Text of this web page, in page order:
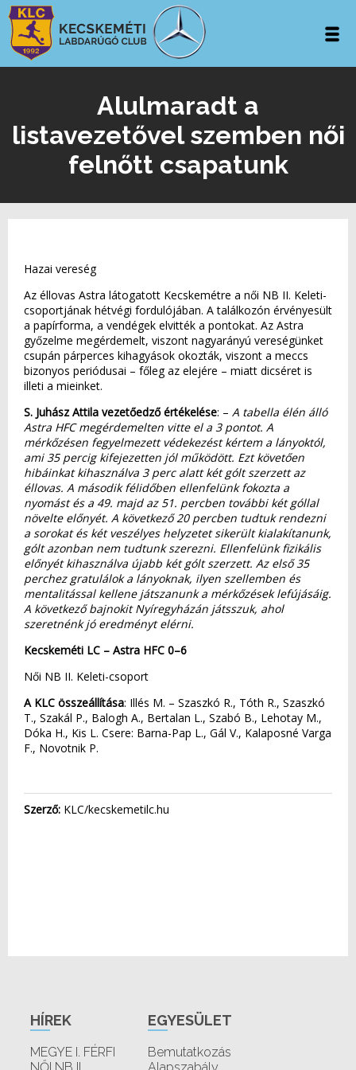
Alulmaradt a
listavezetővel szemben női
felnőtt csapatunk
Hazai vereség
Az éllovas Astra látogatott Kecskemétre a női NB II. Keleti-
csoportjának hétvégi fordulójában. A találkozón érvényesült
a papírforma, a vendégek elvitték a pontokat. Az Astra
győzelme megérdemelt, viszont nagyarányú vereségünket
csupán párperces kihagyások okozták, viszont a meccs
bizonyos periódusai – főleg az elejére – miatt dicséret is
illeti a mieinket.
S. Juhász Attila vezetőedző értékelése: – A tabella élén álló
Astra HFC megérdemelten vitte el a 3 pontot. A
mérkőzésen fegyelmezett védekezést kértem a lányoktól,
ami 35 percig kifejezetten jól működött. Ezt követően
hibáinkat kihasználva 3 perc alatt két gólt szerzett az
éllovas. A második félidőben ellenfelünk fokozta a
nyomást és a 49. majd az 51. percben további két góllal
növelte előnyét. A következő 20 percben tudtuk rendezni
a sorokat és két veszélyes helyzetet sikerült kialakítanunk,
gólt azonban nem tudtunk szerezni. Ellenfelünk fizikális
előnyét kihasználva újabb két gólt szerzett. Az első 35
perchez gratulálok a lányoknak, ilyen szellemben és
mentalitással kellene játszanunk a mérkőzések lefújásáig.
A következő bajnokit Nyíregyházán játsszuk, ahol
szeretnénk jó eredményt elérni.
Kecskeméti LC – Astra HFC 0–6
Női NB II. Keleti-csoport
A KLC összeállítása: Illés M. – Szaszkó R., Tóth R., Szaszkó
T., Szakál P., Balogh A., Bertalan L., Szabó B., Lehotay M.,
Dóka H., Kis L. Csere: Barna-Pap L., Gál V., Kalaposné Varga
F., Novotnik P.
Szerző: KLC/kecskemetilc.hu
HÍREK
MEGYE I. FÉRFI
EGYESÜLET
Bemutatkozás